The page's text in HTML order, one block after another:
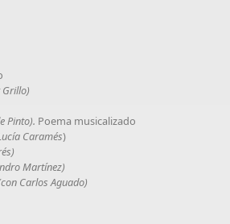
Pinto). Poema musicalizado
Caramés)
Martínez)
Carlos Aguado)